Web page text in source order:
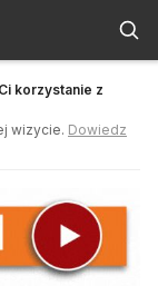
korzystanie z
wizycie. Dowiedz